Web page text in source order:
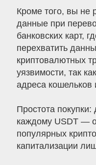
Кроме того, вы не
данные при
банковских карт,
перехватить
криптовалютных
уязвимости, так
адреса кошельков
Простота покупки:
каждому USDT —
популярных
капитализации